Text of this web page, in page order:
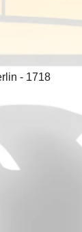
- 1718